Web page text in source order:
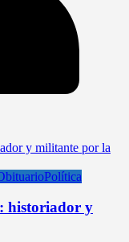
Política
historiador y